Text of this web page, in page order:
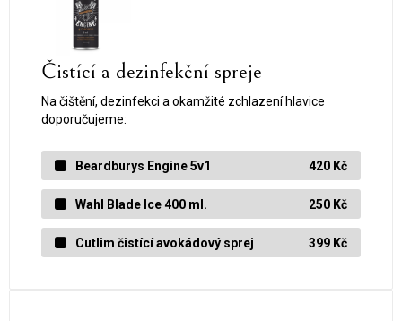
Čistící a dezinfekční spreje
Na čištění, dezinfekci a okamžité zchlazení hlavice
doporučujeme:
Beardburys Engine 5v1 420 Kč
Wahl Blade Ice 400 ml. 250 Kč
Cutlim čistící avokádový sprej 399 Kč